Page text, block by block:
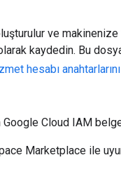
ve
kaydedin. Bu
hesabı
Google Cloud IAM
Marketplace ile